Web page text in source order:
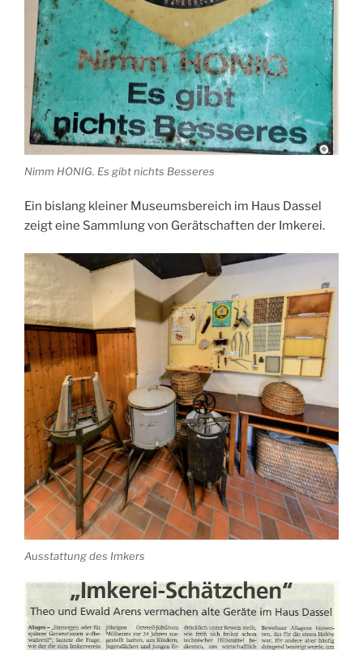
Nimm HONIG. Es gibt nichts Besseres
Ein bislang kleiner Museumsbereich im Haus Dassel
zeigt eine Sammlung von Gerätschaften der Imkerei.
Ausstattung des Imkers